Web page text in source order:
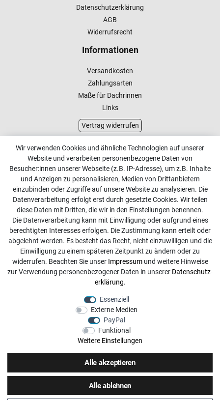
Datenschutzerklärung
AGB
Widerrufsrecht
Informationen
Versandkosten
Zahlungsarten
Maße für Dachrinnen
Links
Vertrag widerrufen
Kundenservice
Kontakt
Online Retourenservice
Kontakt
info@dachdecker-shop.de
+49 3501 507295
Montag - Freitag, 08:00 - 16:00
Anrufe aus dem dt. Festnetz zum Ortstarif, Preise aus dem
Mobilfunknetz ggf. abweichend (abhängig vom Provider).
Wir verwenden Cookies und ähnliche Technologien auf unserer
Website und verarbeiten personenbezogene Daten von
Besucher:innen unserer Webseite (z.B. IP-Adresse), um z.B. Inhalte
und Anzeigen zu personalisieren, Medien von Drittanbietern
einzubinden oder Zugriffe auf unsere Website zu analysieren. Die
Datenverarbeitung erfolgt erst durch gesetzte Cookies. Wir teilen
diese Daten mit Dritten, die wir in den Einstellungen benennen.
Die Datenverarbeitung kann mit Einwilligung oder aufgrund eines
berechtigten Interesses erfolgen. Die Zustimmung kann erteilt oder
abgelehnt werden. Es besteht das Recht, nicht einzuwilligen und die
Einwilligung zu einem späteren Zeitpunkt zu ändern oder zu
widerrufen. Beachten Sie unser Impressumund weitere Hinweise
zur Verwendung personenbezogener Daten in unserer Daten­schutz­
erklärung.
Essenziell
Externe Medien
PayPal
Funktional
Weitere Einstellungen
Alle akzeptieren
Alle ablehnen